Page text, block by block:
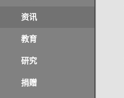
资讯
教育
研究
捐赠